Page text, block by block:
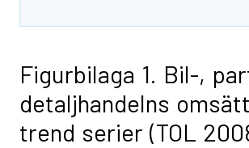
Figurbilaga 1. Bil-,
detaljhandelns
trend serier (TOL